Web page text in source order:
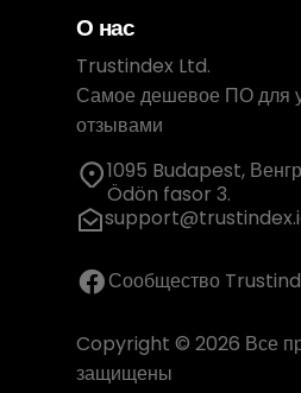
О нас
Trustindex Ltd.
Самое дешевое ПО для
отзывами
1095 Budapest,
Ödön fasor 3.
Сообщество
Copyright © 2026 Все
защищены